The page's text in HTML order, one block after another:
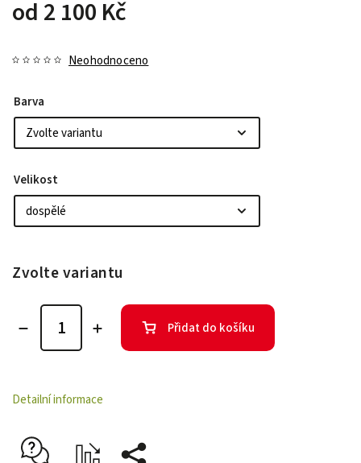
od 2 100 Kč
Neohodnoceno
Barva
Velikost
Zvolte variantu
Přidat do košíku
Detailní informace